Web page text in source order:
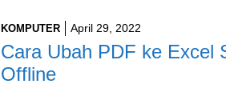
KOMPUTER April 29, 2022
Cara Ubah PDF ke Excel
Offline